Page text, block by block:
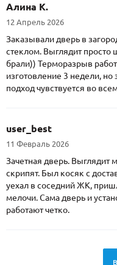
Алина К.
12 Апрель 2026
Заказывали дверь в
стеклом. Выглядит просто
брали)) Терморазрыв
изготовление 3 недели, но
подход чувствуется во
user_best
11 Февраль 2026
Зачетная дверь. Выглядит
скрипят. Был косяк с
уехал в соседний ЖК,
мелочи. Сама дверь и
работают четко.